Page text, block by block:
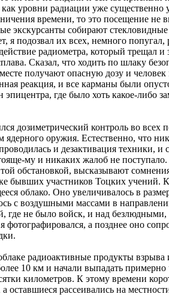
уровни радиации уже
времени, то это посещение
экскурсанты собирают
я подозвал их всех, немного попугал,
радиометра, который трещал и
Сказал, что ходить по шлаку
получают опасную дозу и человек
реакция, и все карманы были
эпицентра, где было хоть какое-либо
дозиметрический контроль во всех
ядерного оружия. Естественно, что
и дезактивация техники, и
му и никаких жалоб не
обстановкой, высказывают
бывших участников Тоцких учений.
облако. Оно увеличивалось в
с воздушными массами в
где не было войск, и над
фотографировался, а позднее оно
радиоактивные продукты взрыва
10 км и начали выпадать примерно
километров. К этому времени
оставшиеся рассеивались на